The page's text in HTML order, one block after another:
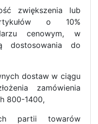
zwiększenia lub
o 10%
cenowym, w
dostosowania do
dostaw w ciągu
zamówienia
800-1400,
partii towarów